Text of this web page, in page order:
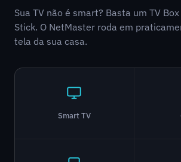
Sua TV não é smart? Basta um TV
Stick. O NetMaster roda em
tela da sua casa.
Smart TV